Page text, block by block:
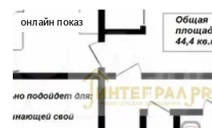
онлайн показ